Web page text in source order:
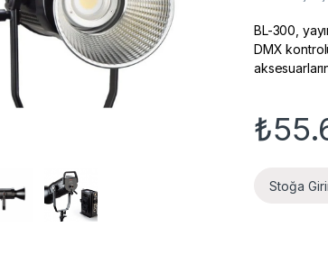
BL-300,
DMX
₺
Stoğa